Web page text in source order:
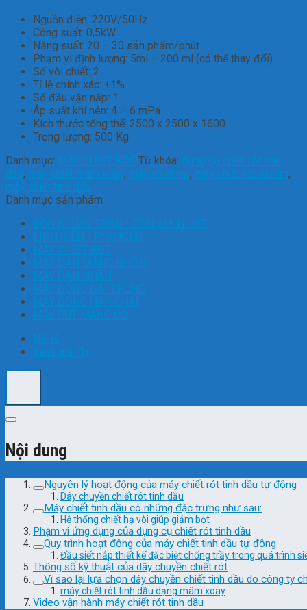
Nguồn điện: 220V/50Hz
Công suất: 0,5kW
Năng suất: 20 – 30 sản phẩm/phút
Phạm vi định lượng: 5ml – 200 ml (có thể thay đổi)
Số vòi chiết: 2
Tỉ lệ chính xác: ±1%
Số đầu vặn nắp: 1
Áp suất khí nên: 4 – 6 mPa
Kích thước tổng thể: 2500 x 2500 x 1600
Trọng lượng: 500 Kg
Danh mục: MÁY CHIẾT RÓT Từ khóa: dụng cụ chiết rót tinh
dầu, máy chiết mâm xoay, máy chiết rót, máy chiết rót serum,
máy chiết tinh dầu
Danh mục sản phẩm
BỒN KHUẤY TRỘN - BỒN GIA NHIỆT
LINH KIỆN - PHỤ KIỆN
MÁY CHIẾT RÓT
MÁY DÁN MÀNG NHÔM
MÁY DÁN NHÃN
MÁY ĐÓNG ĐAI THÙNG
MÁY ĐÓNG NẮP CHAI
MÁY RÚT MÀNG CO
Mô tả
Đánh giá (1)
Nội dung
Nguyên lý hoạt động của máy chiết rót tinh dầu tự động
Dây chuyền chiết rót tinh dầu
Máy chiết tinh dầu có những đặc trưng như sau:
Hệ thống chiết hạ vòi giúp giảm bọt
Phạm vi ứng dụng của dụng cụ chiết rót tinh dầu
Quy trình hoạt động của máy chiết tinh dầu tự động
Đầu siết nắp thiết kế đặc biệt chống trầy trong quá trình
Thông số kỹ thuật của dây chuyền chiết rót
Vì sao lại lựa chọn dây chuyền chiết tinh dầu do công ty
máy chiết rót tinh dầu dạng mâm xoay
Video vận hành máy chiết rót tinh dầu